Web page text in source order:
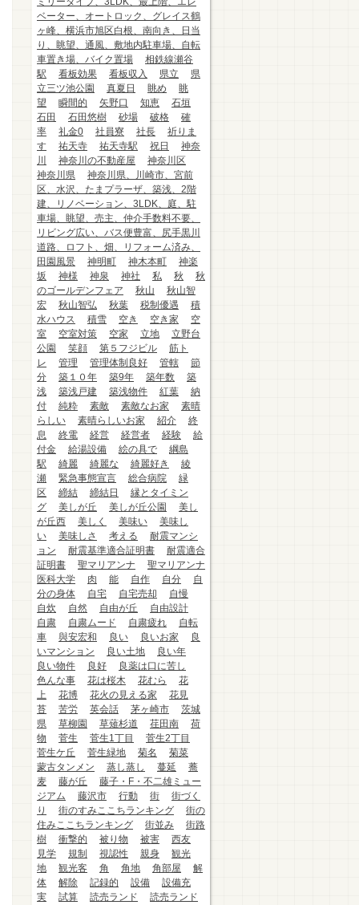
ベーター、オートロック、グレイス鶴
ヶ峰、横浜市旭区白根、南向き、日当
り、眺望、通風、敷地内駐車場、自転
車置き場、バイク置場
相鉄線瀬谷
駅
看板効果 看板収入 県立
県
立三ツ池公園
真夏日 眺め
眺
望
瞬間的 矢野口 知恵
石垣
石田
石田悠樹 砂場 破格
確
率
礼金0 社員寮 社長
祈りま
す
祐天寺 祐天寺駅 祝日
神奈
川
神奈川の不動産屋
神奈川区
神奈川県
神奈川県、川崎市、宮前
区、水沢、たまプラーザ、築浅、2階
建、リノベーション、3LDK、庭、駐
車場、眺望、売主、仲介手数料不要、
リビング広い、バス便豊富、尻手黒川
道路、ロフト、畑、リフォーム済み、
田園風景
神明町 神木本町
神楽
坂
神様 神泉 神社 私 秋
秋
のゴールデンフェア
秋山
秋山智
宏
秋山智弘 秋葉 税制優遇
積
水ハウス
積雪 空き 空き家
空
室
空室対策 空家 立地
立野台
公園
笑顔 第５フジビル
筋ト
レ
管理 管理体制良好 管轄
節
分
築１０年 築9年 築年数
築
浅
築浅戸建 築浅物件 紅葉
納
付
純粋 素敵 素敵なお家
素晴
らしい
素晴らしいお家 紹介
終
息
終電 経営 経営者 経験
給
付金
給湯設備 絵の具で
綱島
駅
綺麗 綺麗な 綺麗好き
綾
瀬
緊急事態宣言 総合病院
緑
区
締結 締結日
縁とタイミン
グ
美しが丘 美しが丘公園
美し
が丘西
美しく 美味い
美味し
い
美味しさ 考える
耐震マンシ
ョン
耐震基準適合証明書
耐震適合
証明書
聖マリアンナ
聖マリアンナ
医科大学
肉 能 自作 自分
自
分の身体
自宅 自宅売却
自慢
自炊
自然 自由が丘
自由設計
自粛
自粛ムード 自粛疲れ
自転
車
與安宏和 良い 良いお家
良
いマンション
良い土地
良い年
良い物件
良好
良薬は口に苦し
色んな事
花は桜木 花むら
花
上
花博 花火の見える家
花見
苔
苦労 英会話 茅ヶ崎市
茨城
県
草柳園 草薙杉道 荏田南
荷
物
菅生 菅生1丁目
菅生2丁目
菅生ケ丘
菅生緑地 菊名
菊菜
蒙古タンメン
蒸し蒸し 蔓延
蕎
麦
藤が丘
藤子・F・不二雄ミュー
ジアム
藤沢市 行動 街
街づく
り
街のすみここちランキング
街の
住みここちランキング
街並み
街路
樹
衝撃的 被り物 被害
西友
見学
規制 視認性 親身
観光
地
観光客 角 角地 角部屋
解
体
解除 記録的 設備
設備充
実
試算 読売ランド
読売ランド